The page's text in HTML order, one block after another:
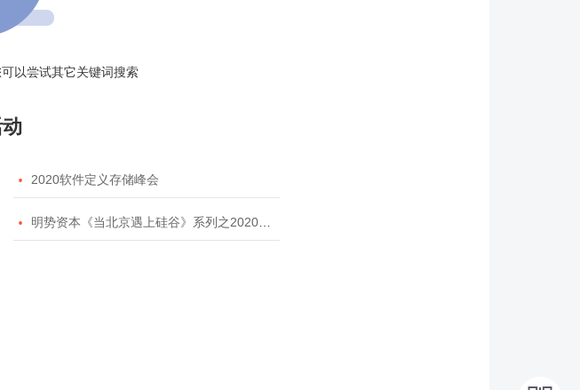
以尝试其它关键词搜索
 2020软件定义存储峰会
 明势资本《当北京遇上硅谷》系列之2020年度开源峰会